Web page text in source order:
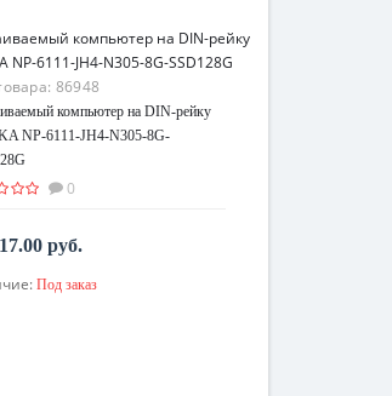
86948
компьютер на DIN-рейку
NP-6111-JH4-N305-8G-
0
руб.
По запросу
Под заказ